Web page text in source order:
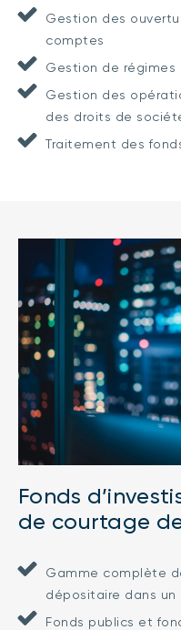
Gestion des
comptes
Gestion de régimes
Gestion des
des droits de
Traitement des
Fonds
de courtage
Gamme complète
dépositaire dans un
Fonds publics et